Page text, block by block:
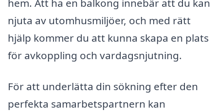
hem. Att ha en balkong innebär att du kan
njuta av utomhusmiljöer, och med rätt
hjälp kommer du att kunna skapa en plats
för avkoppling och vardagsnjutning.
För att underlätta din sökning efter den
perfekta samarbetspartnern kan